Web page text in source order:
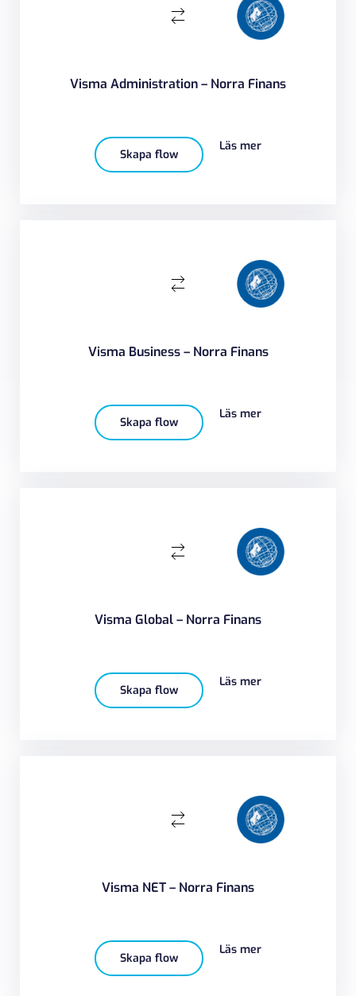
Visma Administration – Norra Finans
Skapa flow
Läs mer
Visma Business – Norra Finans
Skapa flow
Läs mer
Visma Global – Norra Finans
Skapa flow
Läs mer
Visma NET – Norra Finans
Skapa flow
Läs mer